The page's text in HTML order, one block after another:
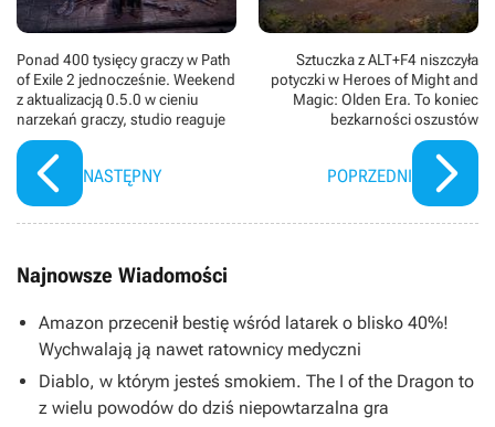
Ponad 400 tysięcy graczy w Path
of Exile 2 jednocześnie. Weekend
z aktualizacją 0.5.0 w cieniu
narzekań graczy, studio reaguje
NASTĘPNY
Sztuczka z ALT+F4 niszczyła
potyczki w Heroes of Might and
Magic: Olden Era. To koniec
bezkarności oszustów
POPRZEDNI
Najnowsze Wiadomości
Amazon przecenił bestię wśród latarek o blisko 40%!
Wychwalają ją nawet ratownicy medyczni
Diablo, w którym jesteś smokiem. The I of the Dragon to
z wielu powodów do dziś niepowtarzalna gra